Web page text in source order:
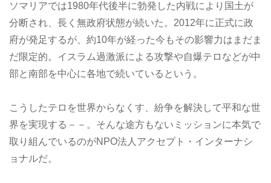
ソマリアでは1980年代後半に勃発した内戦により国土が
分断され、長く無政府状態が続いた。2012年に正式に政
府が発足するが、約10年が経った今もその影響力はまだま
だ限定的。イスラム過激派による攻撃や自爆テロなどが中
部と南部を中心に各地で続いているという。
こうしたテロを世界からなくす、紛争を解決して平和な世
界を実現する－－。そんな途方もないミッションに本気で
取り組んでいるのがNPO法人アクセプト・インターナシ
ョナルだ。